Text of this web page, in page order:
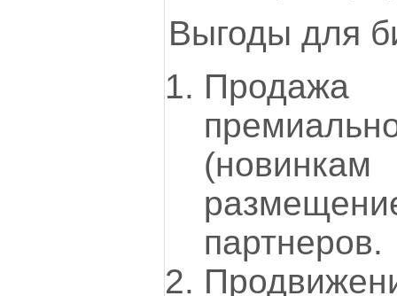
Выгоды для
партнеров.